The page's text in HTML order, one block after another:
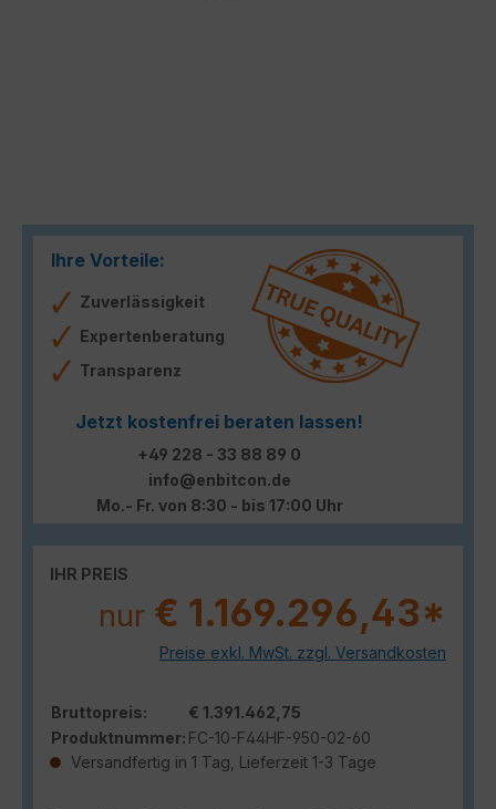
Ihre Vorteile:
Zuverlässigkeit
Expertenberatung
Transparenz
Jetzt kostenfrei beraten lassen!
+49 228 - 33 88 89 0
info@enbitcon.de
Mo.- Fr. von 8:30 - bis 17:00 Uhr
IHR PREIS
nur € 1.169.296,43*
Preise exkl. MwSt. zzgl. Versandkosten
Bruttopreis:
€ 1.391.462,75
Produktnummer: FC-10-F44HF-950-02-60
Versandfertig in 1 Tag, Lieferzeit 1-3 Tage